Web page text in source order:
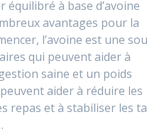
équilibré à base d’avoine
avantages pour la
l’avoine est une
qui peuvent aider à
saine et un poids
aider à réduire les
repas et à stabiliser les